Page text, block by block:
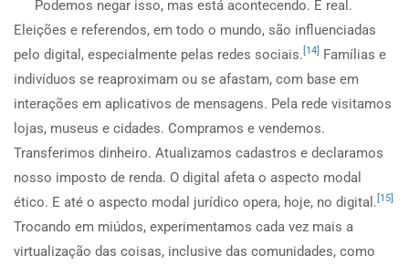
Podemos negar isso, mas está acontecendo. É real.
Eleições e referendos, em todo o mundo, são influenciadas
pelo digital, especialmente pelas redes sociais. [14]
Famílias e
indivíduos se reaproximam ou se afastam, com base em
interações em aplicativos de mensagens. Pela rede visitamos
lojas, museus e cidades. Compramos e vendemos.
Transferimos dinheiro. Atualizamos cadastros e declaramos
nosso imposto de renda. O digital afeta o aspecto modal
ético. E até o aspecto modal jurídico opera, hoje, no digital. [15]
Trocando em miúdos, experimentamos cada vez mais a
virtualização das coisas, inclusive das comunidades, como